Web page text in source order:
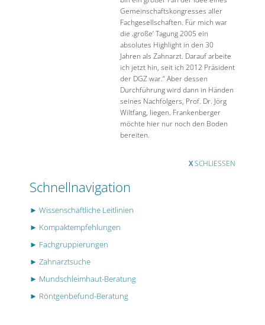
Gemeinschaftskongresses aller
Fachgesellschaften. Für mich war
die ‚große‘ Tagung 2005 ein
absolutes Highlight in den 30
Jahren als Zahnarzt. Darauf arbeite
ich jetzt hin, seit ich 2012 Präsident
der DGZ war.“ Aber dessen
Durchführung wird dann in Händen
seines Nachfolgers, Prof. Dr. Jörg
Wiltfang, liegen. Frankenberger
möchte hier nur noch den Boden
bereiten.
XSCHLIESSEN
Schnellnavigation
► Wissenschaftliche Leitlinien
► Kompaktempfehlungen
► Fachgruppierungen
► Zahnarztsuche
► Mundschleimhaut-Beratung
► Röntgenbefund-Beratung